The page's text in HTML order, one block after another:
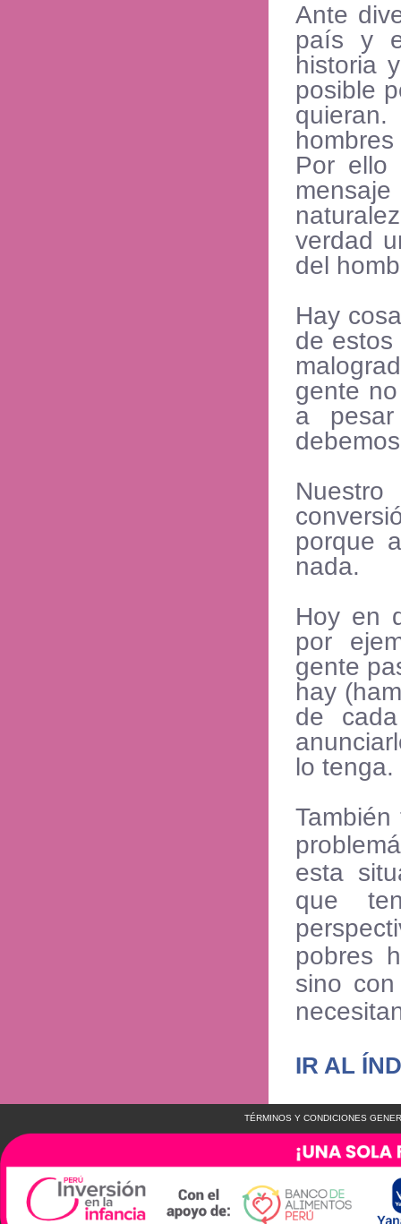
Ante
país y
historia
posible
Por ello
verdad
del
Hay
de estos
gente
a
porque
nada.
Hoy en
por
gente
hay
de
lo tenga.
esta
que
pobres
sino
IR AL
TÉRMINOS Y CONDICIONES